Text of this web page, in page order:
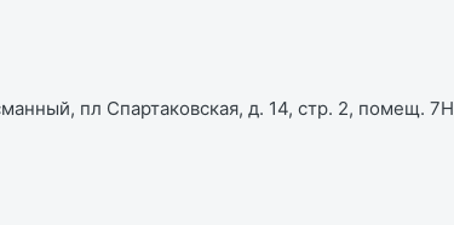
пл Спартаковская, д. 14, стр. 2, помещ. 7Н